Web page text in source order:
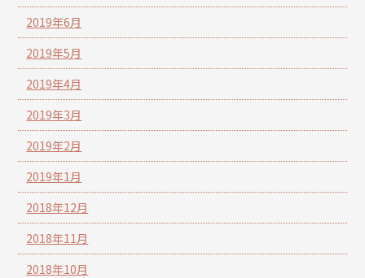
2019年6月
2019年5月
2019年4月
2019年3月
2019年2月
2019年1月
2018年12月
2018年11月
2018年10月